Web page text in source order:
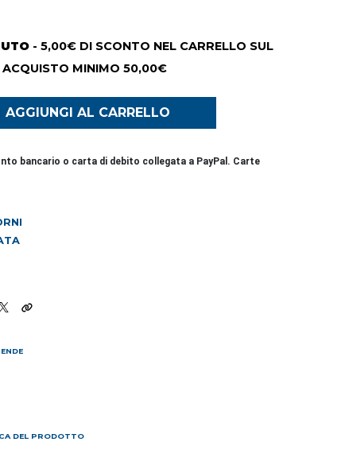
- 5,00€ DI SCONTO NEL CARRELLO SUL
ACQUISTO MINIMO 50,00€
AGGIUNGI AL CARRELLO
bancario o carta di debito collegata a PayPal. Carte
DEL PRODOTTO